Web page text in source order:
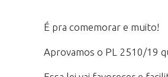
É pra comemorar e muito!
Aprovamos o PL 2510/19